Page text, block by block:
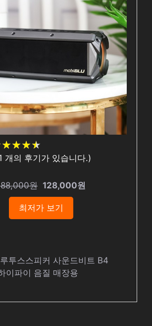
★★★★
★★★★
개의 후기가 있습니다.)
원 128,000원
최저가 보기
투스스피커 사운드비트 B4
이파이 음질 매장용